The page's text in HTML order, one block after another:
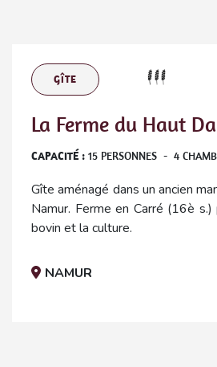
GÎTE
La Ferme du Haut
CAPACITÉ : 15 PERSONNES - 4
Gîte aménagé dans un ancien
Namur. Ferme en Carré (16è
bovin et la culture.
NAMUR